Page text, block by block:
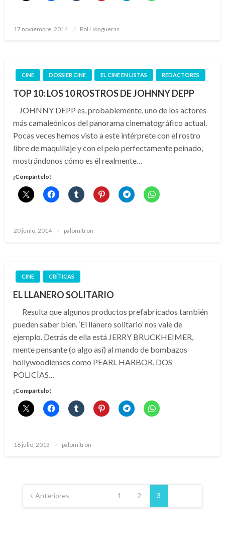
Publicado
17 noviembre, 2014 Pol Llongueras
CINE DOSSIER CINE EL CINE EN LISTAS REDACTORES
TOP 10: LOS 10 ROSTROS DE JOHNNY DEPP
JOHNNY DEPP es, probablemente, uno de los actores
más camaleónicos del panorama cinematográfico actual.
Pocas veces hemos visto a este intérprete con el rostro
libre de maquillaje y con el pelo perfectamente peinado,
mostrándonos cómo es él realmente…
¡Compártelo!
Publicado
20 junio, 2014 palomitron
CINE CRÍTICAS
EL LLANERO SOLITARIO
Resulta que algunos productos prefabricados también
pueden saber bien. ‘El llanero solitario’ nos vale de
ejemplo. Detrás de ella está JERRY BRUCKHEIMER,
mente pensante (o algo así) al mando de bombazos
hollywoodienses como PEARL HARBOR, DOS
POLICÍAS…
¡Compártelo!
Publicado
16 julio, 2013 palomitron
Paginación
de
entradas
Anteriores 1 2 3